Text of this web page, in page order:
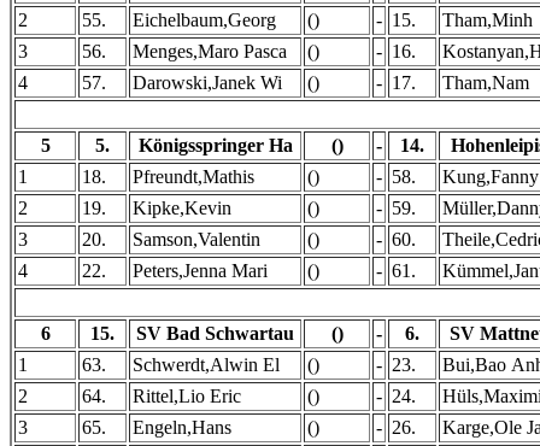
2
55. Eichelbaum,Georg () - 15.
Tham,Minh
3
56. Menges,Maro Pasca () - 16.
4
57. Darowski,Janek Wi () - 17. Tham,Nam
5 5. Königsspringer Ha () - 14.
1
18. Pfreundt,Mathis () - 58.
Kung,Fanny
2
19. Kipke,Kevin () - 59.
3
20. Samson,Valentin () - 60.
4
22. Peters,Jenna Mari () - 61.
6 15. SV Bad Schwartau () - 6.
SV
1
63. Schwerdt,Alwin El () - 23.
Bui,Bao
2
64. Rittel,Lio Eric () - 24.
3
65. Engeln,Hans () - 26.
Karge,Ole